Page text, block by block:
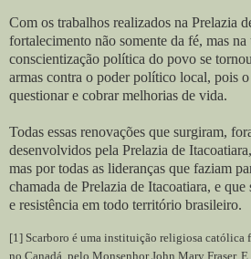
Com os trabalhos realizados na Prelazia
fortalecimento não somente da fé, mas
conscientização política do povo se
armas contra o poder político local, pois
questionar e cobrar melhorias de vida.
Todas essas renovações que surgiram,
desenvolvidos pela Prelazia de
mas por todas as lideranças que faziam
chamada de Prelazia de Itacoatiara, e
e resistência em todo território brasileiro.
[1] Scarboro é uma instituição religiosa católica
no Canadá, pelo Monsenhor John Mary Fraser.